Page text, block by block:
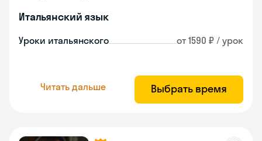
Итальянский язык
Уроки итальянского от 1590 ₽ / урок
Читать дальше Выбрать время